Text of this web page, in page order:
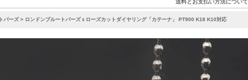
送料とお支払い方法について
トパーズ> ロンドンブルートパーズｘローズカットダイヤリング「カテーナ」 PT900 K18 K10対応